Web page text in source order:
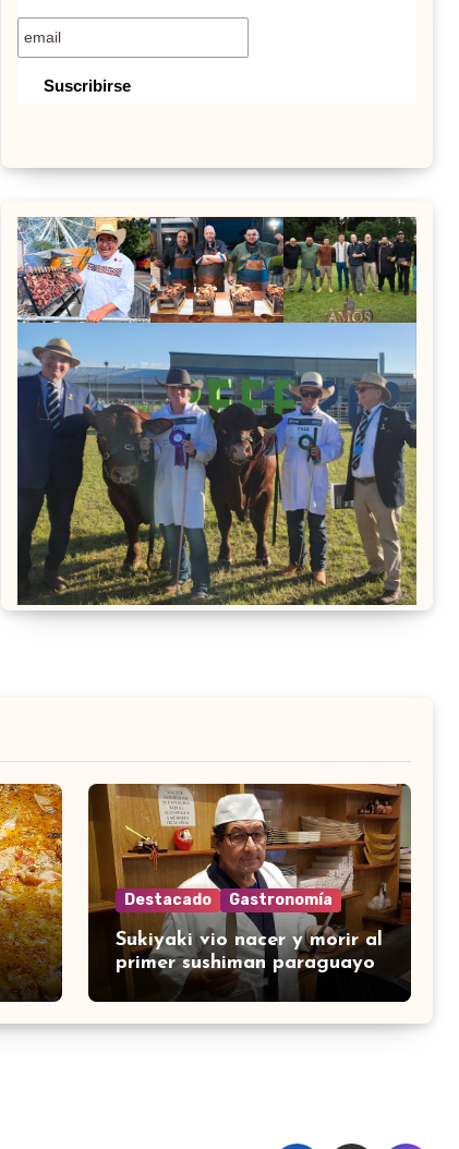
Destacado Gastronomía
Sukiyaki vio nacer y morir al
primer sushiman paraguayo